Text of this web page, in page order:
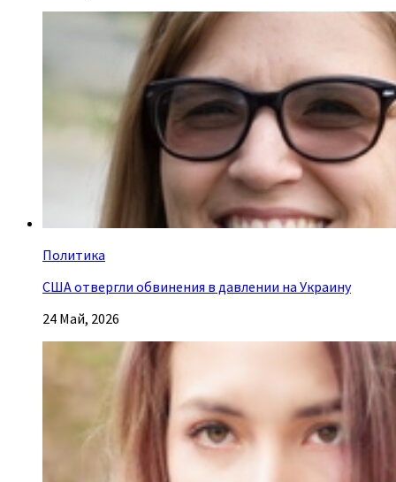
Политика
США отвергли обвинения в давлении на Украину
24 Май, 2026